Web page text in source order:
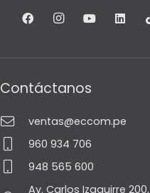
Contáctanos
ventas@eccom.pe
960 934 706
948 565 600
Av. Carlos Izaguirre 200,